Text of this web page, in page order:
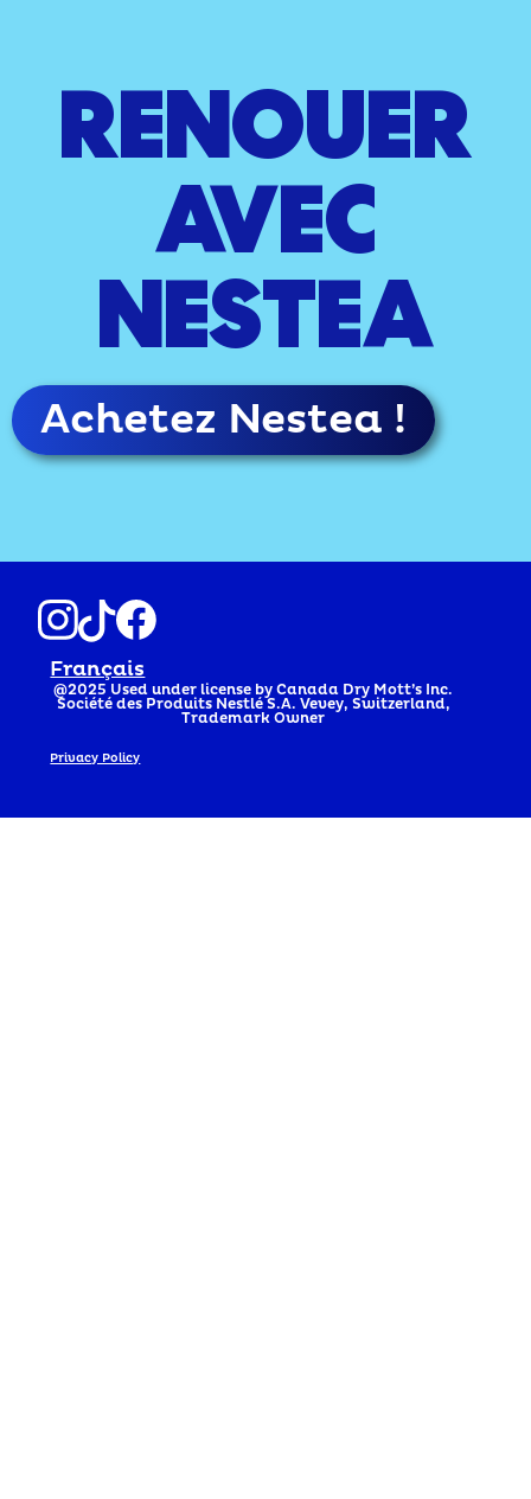
RENOUER
AVEC
NESTEA
Achetez Nestea !
Français
@2025 Used under license by Canada Dry Mott’s Inc.
Société des Produits Nestlé S.A. Vevey, Switzerland,
Trademark Owner
Privacy Policy